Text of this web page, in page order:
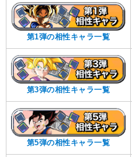
第1弾の相性キャラ一覧
第3弾の相性キャラ一覧
第5弾の相性キャラ一覧